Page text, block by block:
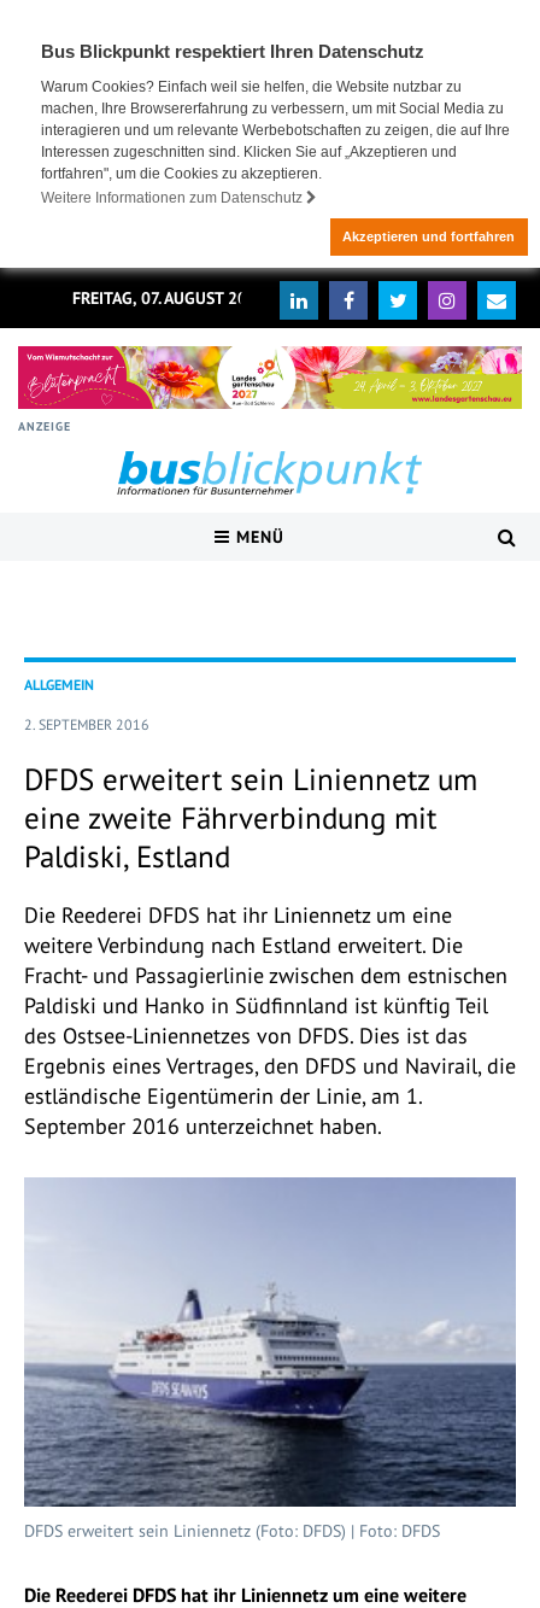
Bus Blickpunkt respektiert Ihren Datenschutz
Warum Cookies? Einfach weil sie helfen, die Website nutzbar zu
machen, Ihre Browsererfahrung zu verbessern, um mit Social Media zu
interagieren und um relevante Werbebotschaften zu zeigen, die auf Ihre
Interessen zugeschnitten sind. Klicken Sie auf „Akzeptieren und
fortfahren", um die Cookies zu akzeptieren.
Weitere Informationen zum Datenschutz
Akzeptieren und fortfahren
FREITAG, 07. AUGUST 2026
ANZEIGE
MENÜ
ALLGEMEIN
2. SEPTEMBER 2016
DFDS erweitert sein Liniennetz um
eine zweite Fährverbindung mit
Paldiski, Estland
Die Reederei DFDS hat ihr Liniennetz um eine
weitere Verbindung nach Estland erweitert. Die
Fracht- und Passagierlinie zwischen dem estnischen
Paldiski und Hanko in Südfinnland ist künftig Teil
des Ostsee-Liniennetzes von DFDS. Dies ist das
Ergebnis eines Vertrages, den DFDS und Navirail, die
estländische Eigentümerin der Linie, am 1.
September 2016 unterzeichnet haben.
DFDS erweitert sein Liniennetz (Foto: DFDS) | Foto: DFDS
Die Reederei DFDS hat ihr Liniennetz um eine weitere